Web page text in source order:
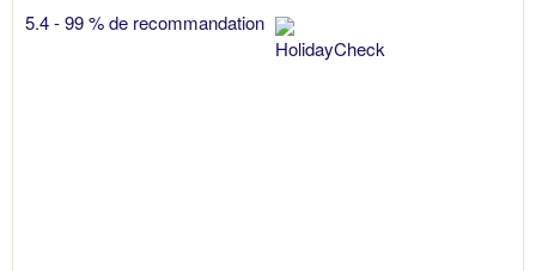
5.4 - 99 % de recommandation